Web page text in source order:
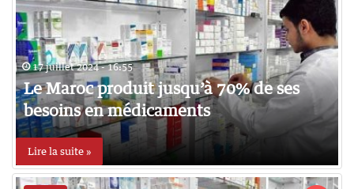
17 juillet 2024 - 16:55
Le Maroc produit jusqu’à 70% de ses
besoins en médicaments
Lire la suite »